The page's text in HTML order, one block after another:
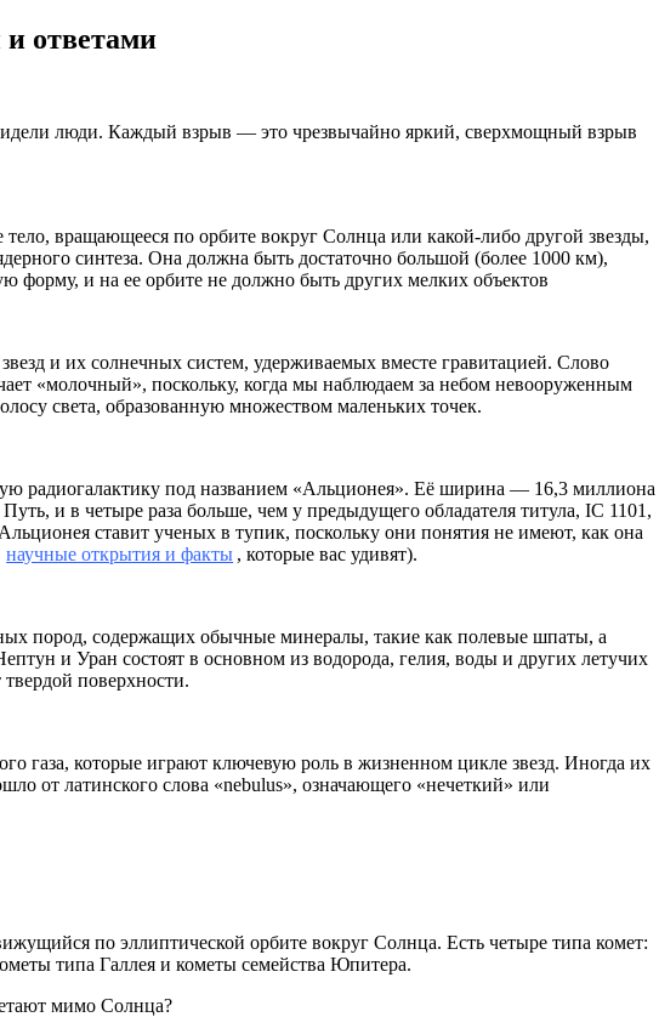
ответами
люди. Каждый взрыв — это чрезвычайно яркий, сверхмощный взрыв
вращающееся по орбите вокруг Солнца или какой-либо другой звезды,
синтеза. Она должна быть достаточно большой (более 1000 км),
форму, и на ее орбите не должно быть других мелких объектов
и их солнечных систем, удерживаемых вместе гравитацией. Слово
«молочный», поскольку, когда мы наблюдаем за небом невооруженным
света, образованную множеством маленьких точек.
радиогалактику под названием «Альционея». Её ширина — 16,3 миллиона
и в четыре раза больше, чем у предыдущего обладателя титула, IC 1101,
ставит ученых в тупик, поскольку они понятия не имеют, как она
научные открытия и факты , которые вас удивят).
пород, содержащих обычные минералы, такие как полевые шпаты, а
и Уран состоят в основном из водорода, гелия, воды и других летучих
поверхности.
газа, которые играют ключевую роль в жизненном цикле звезд. Иногда их
от латинского слова «nebulus», означающего «нечеткий» или
по эллиптической орбите вокруг Солнца. Есть четыре типа комет:
типа Галлея и кометы семейства Юпитера.
мимо Солнца?